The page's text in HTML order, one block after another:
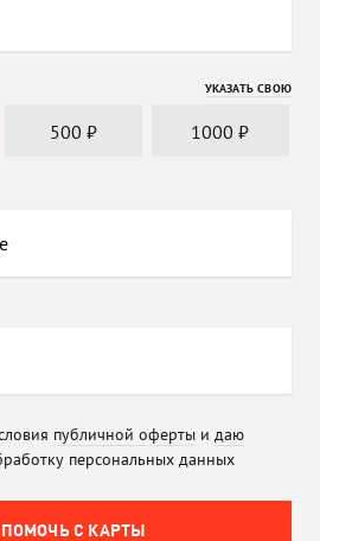
500 ₽ 1000₽
УКАЗАТЬ СВОЮ
публичной оферты и даю
персональных данных
ПОМОЧЬ C КАРТЫ